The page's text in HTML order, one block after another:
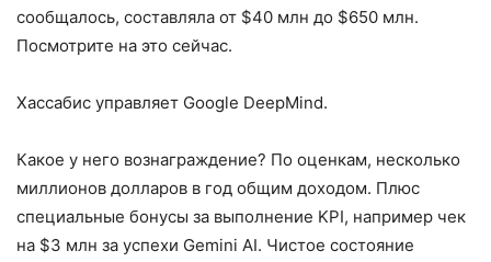
сообщалось, составляла от $40 млн до $650 млн.
Посмотрите на это сейчас.
Хассабис управляет Google DeepMind.
Какое у него вознаграждение? По оценкам, несколько
миллионов долларов в год общим доходом. Плюс
специальные бонусы за выполнение KPI, например чек
на $3 млн за успехи Gemini AI. Чистое состояние